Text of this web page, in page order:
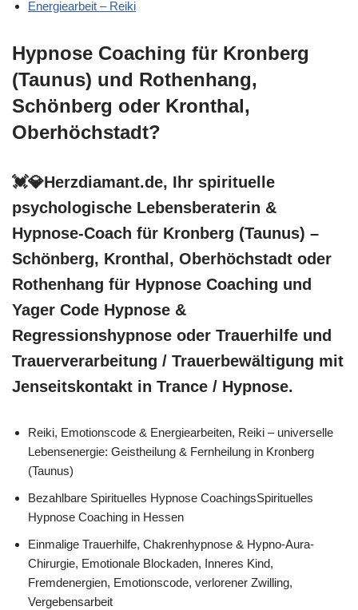
Energiearbeit – Reiki
Hypnose Coaching für Kronberg
(Taunus) und Rothenhang,
Schönberg oder Kronthal,
Oberhöchstadt?
💓️💎Herzdiamant.de, Ihr spirituelle
psychologische Lebensberaterin &
Hypnose-Coach für Kronberg (Taunus) –
Schönberg, Kronthal, Oberhöchstadt oder
Rothenhang für Hypnose Coaching und
Yager Code Hypnose &
Regressionshypnose oder Trauerhilfe und
Trauerverarbeitung / Trauerbewältigung mit
Jenseitskontakt in Trance / Hypnose.
Reiki, Emotionscode & Energiearbeiten, Reiki – universelle
Lebensenergie: Geistheilung & Fernheilung in Kronberg
(Taunus)
Bezahlbare Spirituelles Hypnose CoachingsSpirituelles
Hypnose Coaching in Hessen
Einmalige Trauerhilfe, Chakrenhypnose & Hypno-Aura-
Chirurgie, Emotionale Blockaden, Inneres Kind,
Fremdenergien, Emotionscode, verlorener Zwilling,
Vergebensarbeit